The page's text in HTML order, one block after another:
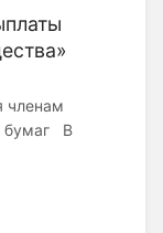
членам
бумаг В